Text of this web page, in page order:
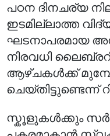
പഠന ദിനചര്യ
ഇടമില്ലാത്ത
ഘടനാപരമായ
നിരവധി
ആഴ്ചകൾക്ക്
ചെയ്തിട്ടുണ്ടെന്ന്
സ്കൂളുകൾക്കും